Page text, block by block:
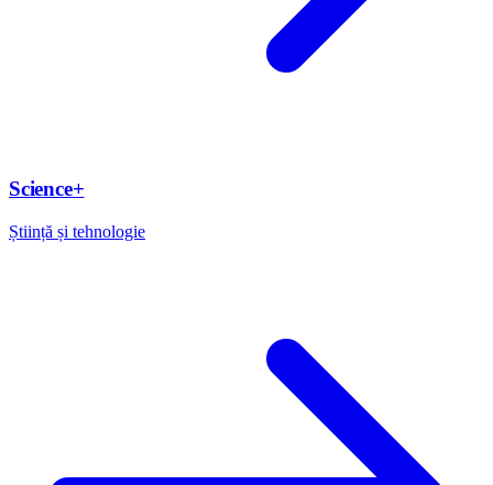
Science+
Știință și tehnologie